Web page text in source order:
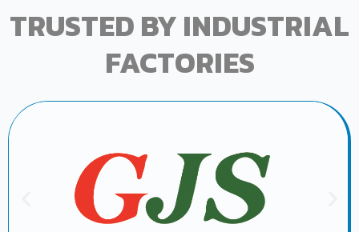
TRUSTED BY INDUSTRIAL
FACTORIES